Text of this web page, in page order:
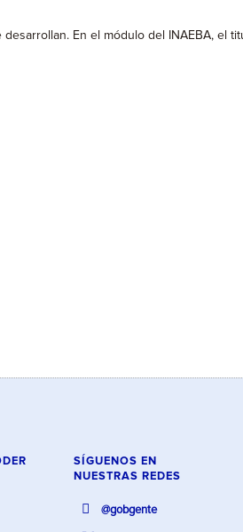
En el módulo del INAEBA, el
SÍGUENOS EN
NUESTRAS REDES
@gobgente